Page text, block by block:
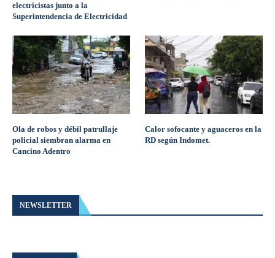
electricistas junto a la
Superintendencia de Electricidad
Ola de robos y débil patrullaje
policial siembran alarma en
Cancino Adentro
Calor sofocante y aguaceros en la
RD según Indomet.
NEWSLETTER